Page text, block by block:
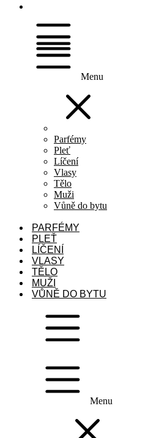
Menu
Parfémy
Pleť
Líčení
Vlasy
Tělo
Muži
Vůně do bytu
PARFÉMY
PLEŤ
LÍČENÍ
VLASY
TĚLO
MUŽI
VŮNĚ DO BYTU
Menu